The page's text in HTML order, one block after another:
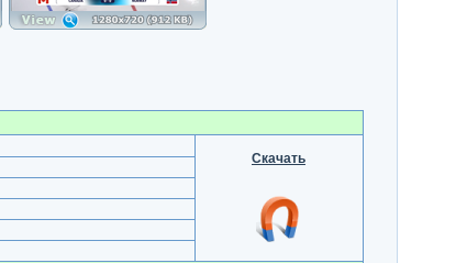
Скачать